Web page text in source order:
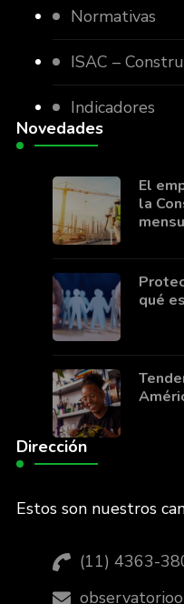
Normativas
ISAC –
Indicadores
Novedades
El
la
qué
Dirección
Estos son nuestros
(11) 4363-